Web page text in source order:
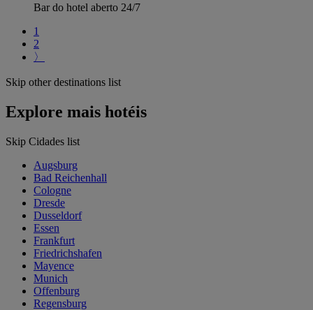
Bar do hotel aberto 24/7
1
2
〉
Skip other destinations list
Explore mais hotéis
Skip Cidades list
Augsburg
Bad Reichenhall
Cologne
Dresde
Dusseldorf
Essen
Frankfurt
Friedrichshafen
Mayence
Munich
Offenburg
Regensburg